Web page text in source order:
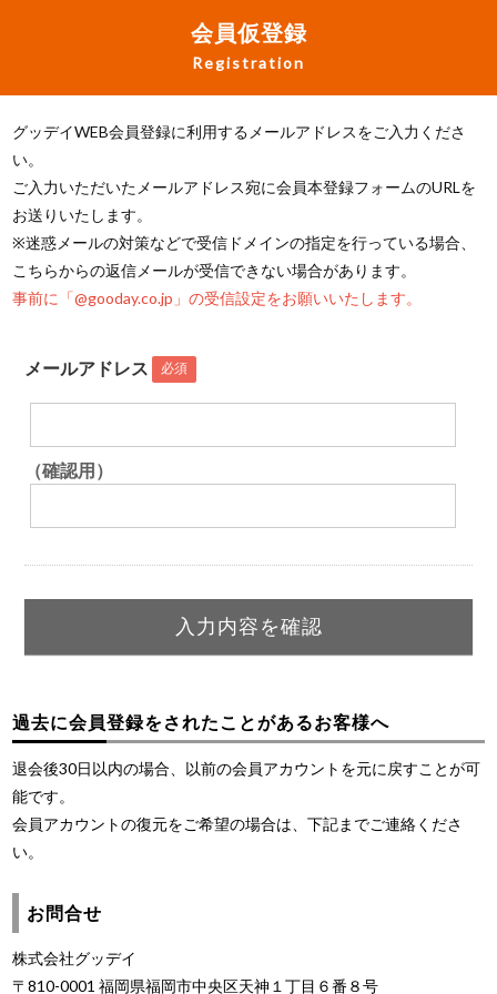
会員仮登録
Registration
グッデイWEB会員登録に利用するメールアドレスをご入力くださ
い。
ご入力いただいたメールアドレス宛に会員本登録フォームのURLを
お送りいたします。
※迷惑メールの対策などで受信ドメインの指定を行っている場合、
こちらからの返信メールが受信できない場合があります。
事前に「@gooday.co.jp」の受信設定をお願いいたします。
メールアドレス 必須
（確認用）
過去に会員登録をされたことがあるお客様へ
退会後30日以内の場合、以前の会員アカウントを元に戻すことが可
能です。
会員アカウントの復元をご希望の場合は、下記までご連絡くださ
い。
お問合せ
株式会社グッデイ
〒810-0001 福岡県福岡市中央区天神１丁目６番８号